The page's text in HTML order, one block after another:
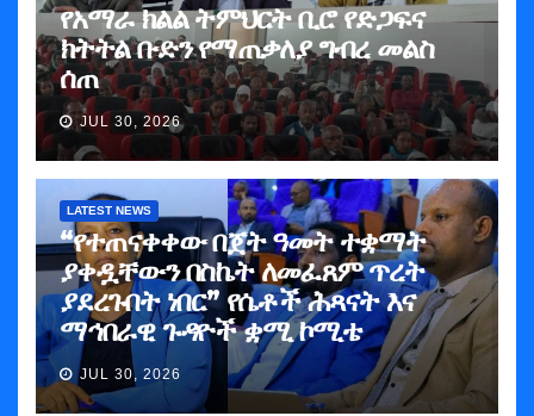
የአማራ ክልል ትምህርት ቢሮ የድጋፍና
ክትትል ቡድን የማጠቃለያ ግብረ መልስ
ሰጠ
JUL 30, 2026
LATEST NEWS
“የተጠናቀቀው በጀት ዓመት ተቋማት
ያቀዷቸውን በስኬት ለመፈጸም ጥረት
ያደረጉበት ነበር” የሴቶች ሕጻናት እና
ማኅበራዊ ጉዳዮች ቋሚ ኮሚቴ
JUL 30, 2026